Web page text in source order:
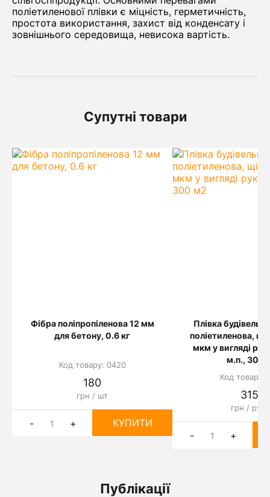
поліетиленової плівки є міцність, герметичність,
простота використання, захист від конденсату і
зовнішнього середовища, невисока вартість.
Супутні товари
Фібра поліпропіленова 12 мм
для бетону, 0.6 кг
Код товару: 0420
180
грн / шт
- + КУПИТИ
Плівка
поліетиленова,
мкм у вигляді
м.п., 300
Код товару:
3150
грн /
- +
Публікації